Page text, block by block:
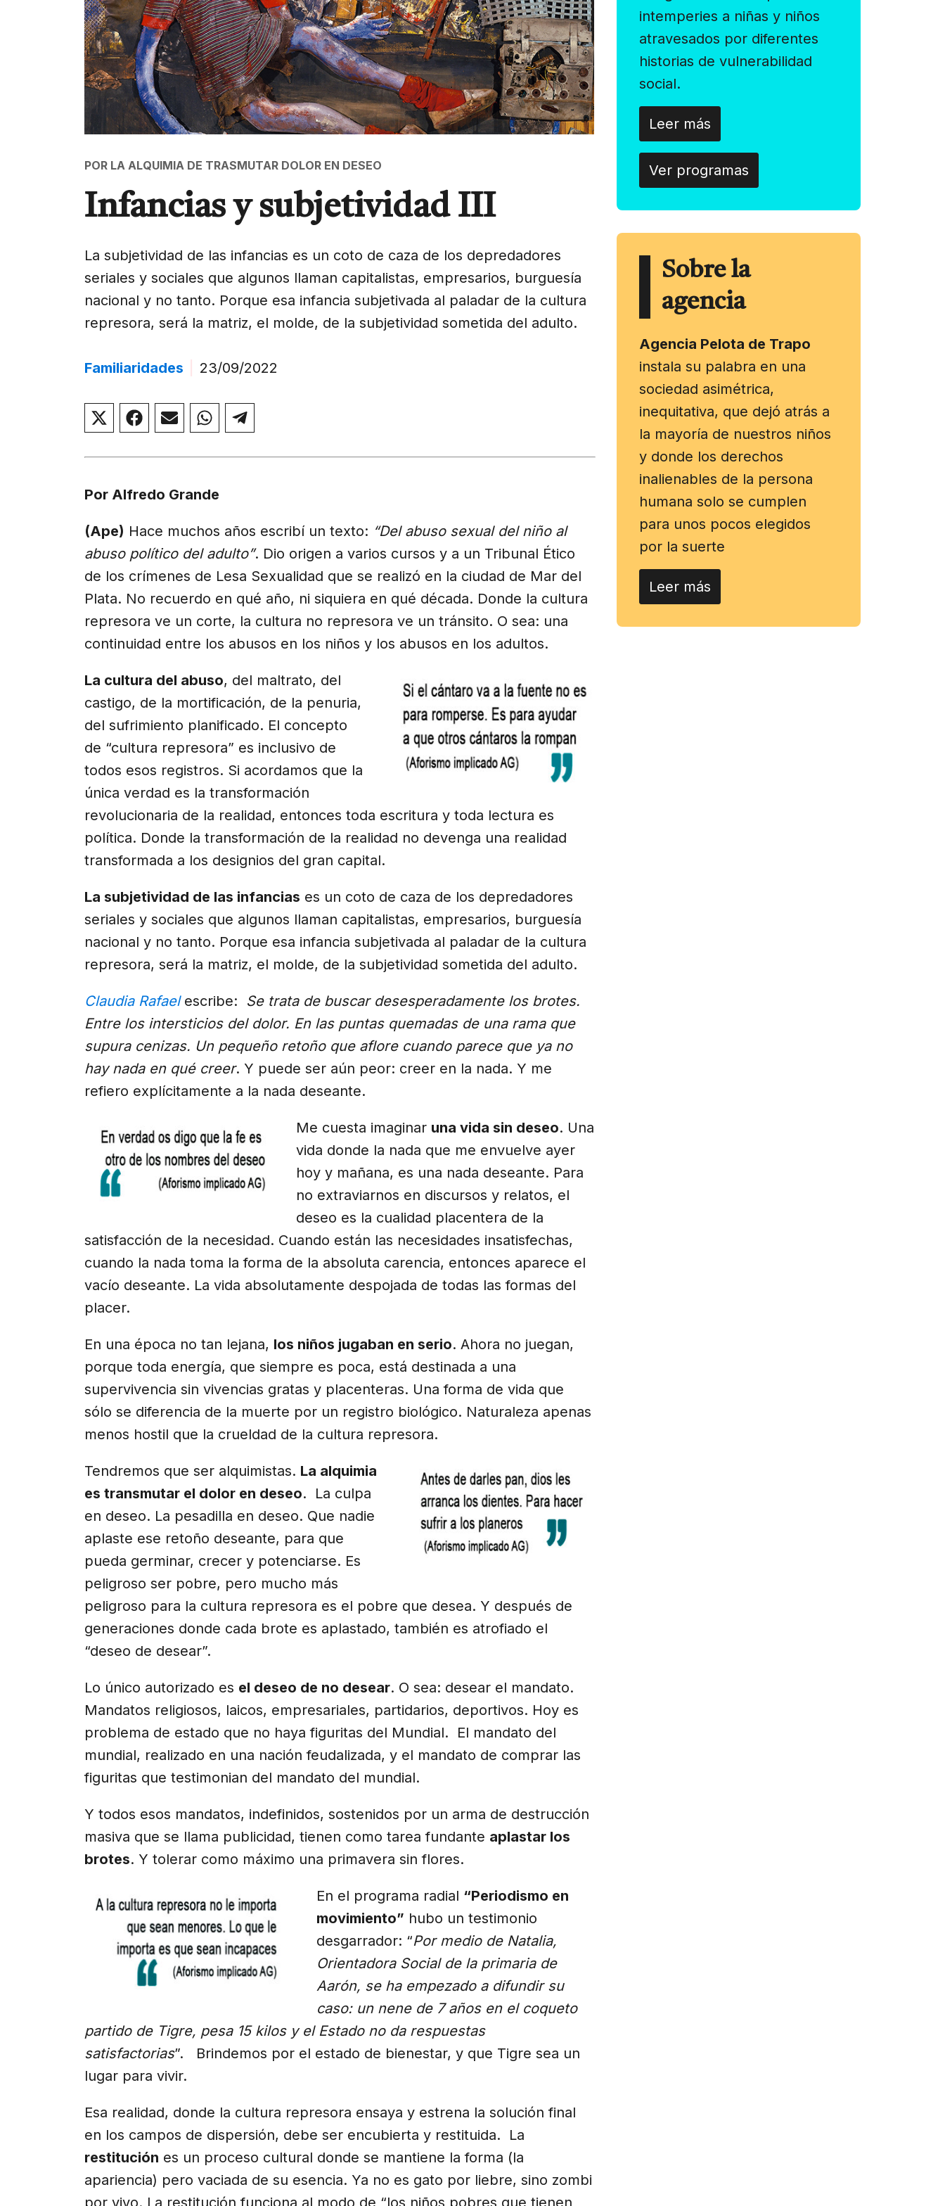
POR LA ALQUIMIA DE TRASMUTAR DOLOR EN DESEO
Infancias y subjetividad III
La subjetividad de las infancias es un coto de caza de los depredadores
seriales y sociales que algunos llaman capitalistas, empresarios, burguesía
nacional y no tanto. Porque esa infancia subjetivada al paladar de la cultura
represora, será la matriz, el molde, de la subjetividad sometida del adulto.
Familiaridades 23/09/2022
Compartir
en
(Twitter)
Compartir
en
Compartir
en
Compartir
en
Compartir
en
Por Alfredo Grande
(Ape) Hace muchos años escribí un texto: “Del abuso sexual del niño al
abuso político del adulto”. Dio origen a varios cursos y a un Tribunal Ético
de los crímenes de Lesa Sexualidad que se realizó en la ciudad de Mar del
Plata. No recuerdo en qué año, ni siquiera en qué década. Donde la cultura
represora ve un corte, la cultura no represora ve un tránsito. O sea: una
continuidad entre los abusos en los niños y los abusos en los adultos.
La cultura del abuso, del maltrato, del
castigo, de la mortificación, de la penuria,
del sufrimiento planificado. El concepto
de “cultura represora” es inclusivo de
todos esos registros. Si acordamos que la
única verdad es la transformación
revolucionaria de la realidad, entonces toda escritura y toda lectura es
política. Donde la transformación de la realidad no devenga una realidad
transformada a los designios del gran capital.
La subjetividad de las infancias es un coto de caza de los depredadores
seriales y sociales que algunos llaman capitalistas, empresarios, burguesía
nacional y no tanto. Porque esa infancia subjetivada al paladar de la cultura
represora, será la matriz, el molde, de la subjetividad sometida del adulto.
Claudia Rafaelescribe: Se trata de buscar desesperadamente los brotes.
Entre los intersticios del dolor. En las puntas quemadas de una rama que
supura cenizas. Un pequeño retoño que aflore cuando parece que ya no
hay nada en qué creer. Y puede ser aún peor: creer en la nada. Y me
refiero explícitamente a la nada deseante.
Me cuesta imaginar una vida sin deseo. Una
vida donde la nada que me envuelve ayer
hoy y mañana, es una nada deseante. Para
no extraviarnos en discursos y relatos, el
deseo es la cualidad placentera de la
satisfacción de la necesidad. Cuando están las necesidades insatisfechas,
cuando la nada toma la forma de la absoluta carencia, entonces aparece el
vacío deseante. La vida absolutamente despojada de todas las formas del
placer.
En una época no tan lejana, los niños jugaban en serio. Ahora no juegan,
porque toda energía, que siempre es poca, está destinada a una
supervivencia sin vivencias gratas y placenteras. Una forma de vida que
sólo se diferencia de la muerte por un registro biológico. Naturaleza apenas
menos hostil que la crueldad de la cultura represora.
Tendremos que ser alquimistas. La alquimia
es transmutar el dolor en deseo. La culpa
en deseo. La pesadilla en deseo. Que nadie
aplaste ese retoño deseante, para que
pueda germinar, crecer y potenciarse. Es
peligroso ser pobre, pero mucho más
peligroso para la cultura represora es el pobre que desea. Y después de
generaciones donde cada brote es aplastado, también es atrofiado el
“deseo de desear”.
Lo único autorizado es el deseo de no desear. O sea: desear el mandato.
Mandatos religiosos, laicos, empresariales, partidarios, deportivos. Hoy es
problema de estado que no haya figuritas del Mundial. El mandato del
mundial, realizado en una nación feudalizada, y el mandato de comprar las
figuritas que testimonian del mandato del mundial.
Y todos esos mandatos, indefinidos, sostenidos por un arma de destrucción
masiva que se llama publicidad, tienen como tarea fundante aplastar los
brotes. Y tolerar como máximo una primavera sin flores.
En el programa radial “Periodismo en
movimiento” hubo un testimonio
desgarrador: “Por medio de Natalia,
Orientadora Social de la primaria de
Aarón, se ha empezado a difundir su
caso: un nene de 7 años en el coqueto
partido de Tigre, pesa 15 kilos y el Estado no da respuestas
satisfactorias”. Brindemos por el estado de bienestar, y que Tigre sea un
lugar para vivir.
Esa realidad, donde la cultura represora ensaya y estrena la solución final
en los campos de dispersión, debe ser encubierta y restituida. La
restitución es un proceso cultural donde se mantiene la forma (la
apariencia) pero vaciada de su esencia. Ya no es gato por liebre, sino zombi
intemperies a niñas y niños
atravesados por diferentes
historias de vulnerabilidad
social.
Leer más
Ver programas
Sobre la
agencia
Agencia Pelota de Trapo
instala su palabra en una
sociedad asimétrica,
inequitativa, que dejó atrás a
la mayoría de nuestros niños
y donde los derechos
inalienables de la persona
humana solo se cumplen
para unos pocos elegidos
por la suerte
Leer más